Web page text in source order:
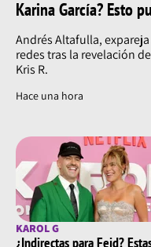
Karina García? Esto
Andrés Altafulla,
redes tras la revelación
Kris R.
Hace una hora
KAROL G
¿Indirectas para Feid?